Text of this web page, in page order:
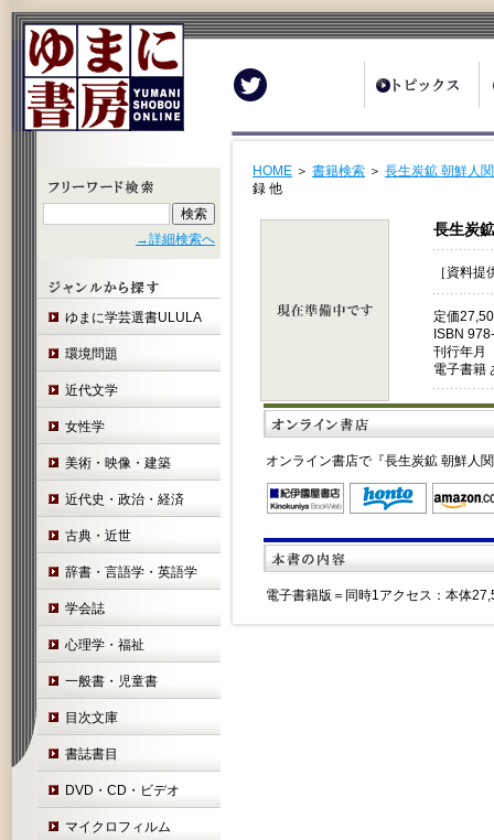
→詳細検索へ
ゆまに学芸選書ULULA
環境問題
近代文学
女性学
美術・映像・建築
近代史・政治・経済
古典・近世
辞書・言語学・英語学
学会誌
心理学・福祉
一般書・児童書
目次文庫
書誌書目
DVD・CD・ビデオ
マイクロフィルム
HOME ＞ 書籍検索 ＞ 長生炭鉱 朝鮮人
録 他
長生炭
［資料
定価
ISBN
刊行年
電子書籍
オンライン書店で『長生炭鉱 朝鮮
電子書籍版＝同時1アクセス：本体